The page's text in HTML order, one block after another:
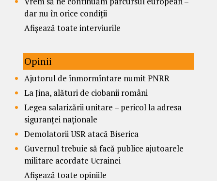
dar nu în orice condiții
Afișează toate interviurile
Opinii
Ajutorul de înmormîntare numit PNRR
La Jina, alături de ciobanii români
Legea salarizării unitare – pericol la adresa
siguranței naționale
Demolatorii USR atacă Biserica
Guvernul trebuie să facă publice ajutoarele
militare acordate Ucrainei
Afișează toate opiniile